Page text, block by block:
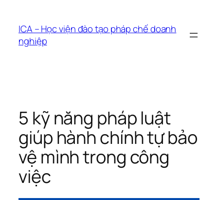
phầnICA – Học viện đào tạo pháp chế doanh
nghiệp
5 kỹ năng pháp luật
giúp hành chính tự bảo
vệ mình trong công
việc